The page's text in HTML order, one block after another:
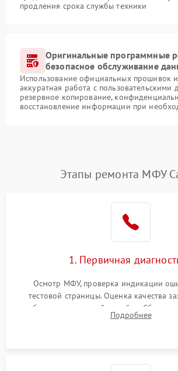
продления срока службы техники
Оригинальные программные
безопасное обслуживание
Использование официальных прошивок
аккуратная работа с пользовательскими
резервное копирование,
восстановление информации при
Этапы ремонта МФУ
1. Первичная
Осмотр МФУ, проверка индикации
тестовой страницы. Оценка качества
работы сканирующей линейки. Сбор
дефектах изображения или посторонних
Подробнее